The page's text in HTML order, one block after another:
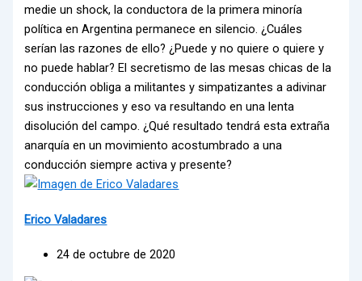
medie un shock, la conductora de la primera minoría
política en Argentina permanece en silencio. ¿Cuáles
serían las razones de ello? ¿Puede y no quiere o quiere y
no puede hablar? El secretismo de las mesas chicas de la
conducción obliga a militantes y simpatizantes a adivinar
sus instrucciones y eso va resultando en una lenta
disolución del campo. ¿Qué resultado tendrá esta extraña
anarquía en un movimiento acostumbrado a una
conducción siempre activa y presente?
Erico Valadares
24 de octubre de 2020